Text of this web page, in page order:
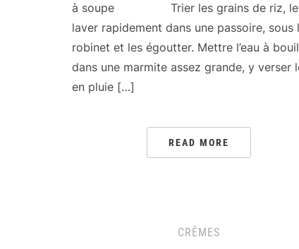
à soupe Trier les grains de riz,
laver rapidement dans une passoire, sous
robinet et les égoutter. Mettre l’eau à
dans une marmite assez grande, y verser
en pluie […]
READ MORE
CRÊMES